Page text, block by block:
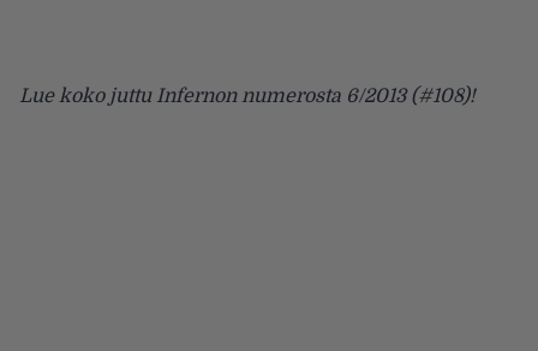
Lue koko juttu Infernon numerosta 6/2013 (#108)!